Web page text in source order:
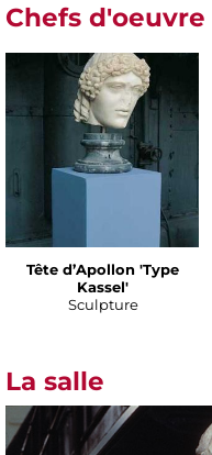
Chefs
Tête d’Apollon 'Type
Kassel'
Sculpture
La salle